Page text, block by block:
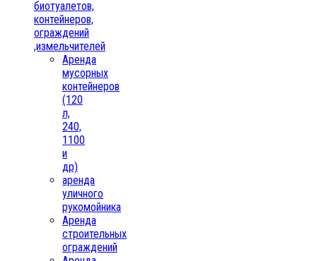
биотуалетов,
контейнеров,
ограждений
,измельчителей
Аренда
мусорных
контейнеров
(120
л,
240,
1100
и
др)
аренда
уличного
рукомойника
Аренда
строительных
ограждений